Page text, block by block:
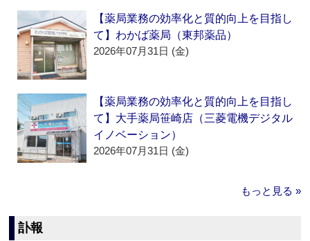
【薬局業務の効率化と質的向上を目指し
て】わかば薬局（東邦薬品）
2026年07月31日 (金)
【薬局業務の効率化と質的向上を目指し
て】大手薬局笹崎店（三菱電機デジタル
イノベーション）
2026年07月31日 (金)
もっと見る »
訃報